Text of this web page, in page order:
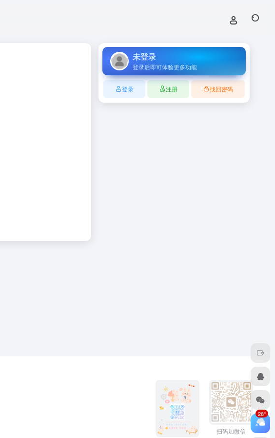
未登录
登录后即可体验更多功能
登录 注册 找回密码
扫码加微信
28°